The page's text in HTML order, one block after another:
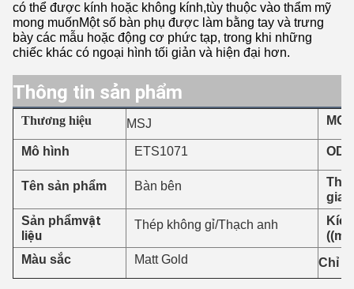
có thể được kính hoặc không kính,tùy thuộc vào thẩm mỹ
mong muốnMột số bàn phụ được làm bằng tay và trưng
bày các mẫu hoặc động cơ phức tạp, trong khi những
chiếc khác có ngoại hình tối giản và hiện đại hơn.
Thông tin sản phẩm
Thương hiệu MSJ
Mô hình ETS1071
Tên sản phẩm Bàn bên
Sản phẩmvật
liệu
Thép không gỉ/Thạch anh
Màu sắc
Matt Gold Chỉ